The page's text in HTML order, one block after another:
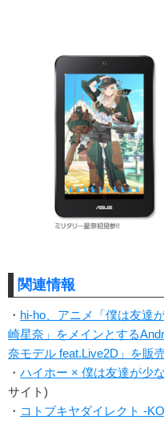
関連情報
・ hi-ho、アニメ「僕は友達
崎星奈」をメインとする
奈モデル feat.Live2D」を販
・ ハイホー × 僕は友達が少
サイト)
・ コトブキヤダイレクト -